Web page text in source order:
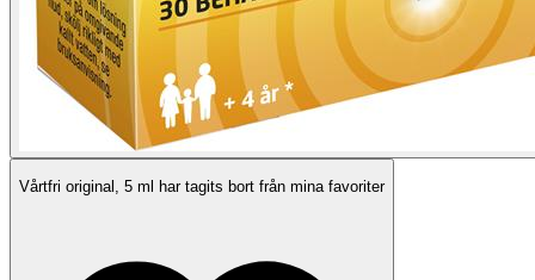
Vårtfri original, 5 ml har tagits bort från mina favoriter